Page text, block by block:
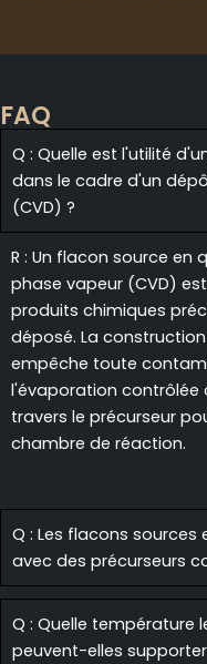
FAQ
Q : Quelle est l'utilité
dans le cadre d'un
(CVD) ?
R : Un flacon source en
phase vapeur (CVD)
produits chimiques
déposé. La
empêche toute
l'évaporation contrôlée
travers le précurseur
chambre de réaction.
Q : Les flacons
avec des précurseurs
Q : Quelle température
peuvent-elles